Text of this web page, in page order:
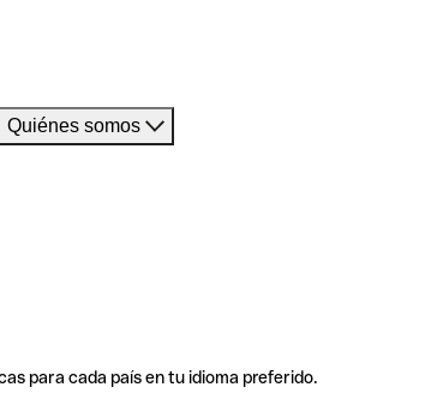
Quiénes somos
para cada país en tu idioma preferido.